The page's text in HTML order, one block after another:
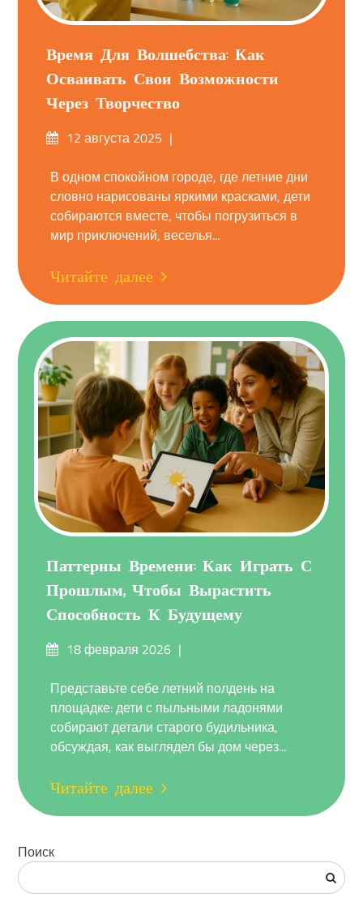
Время Для Волшебства: Как
Осваивать Свои Возможности
Через Творчество
Опубликовано
12 августа 2025
В одном спокойном городе, где летние дни
словно нарисованы яркими красками, дети
собираются вместе, чтобы погрузиться в
мир приключений, веселья...
Читайте далее
Паттерны Времени: Как Играть С
Прошлым, Чтобы Вырастить
Способность К Будущему
Опубликовано
18 февраля 2026
Представьте себе летний полдень на
площадке: дети с пыльными ладонями
собирают детали старого будильника,
обсуждая, как выглядел бы дом через...
Читайте далее
Поиск